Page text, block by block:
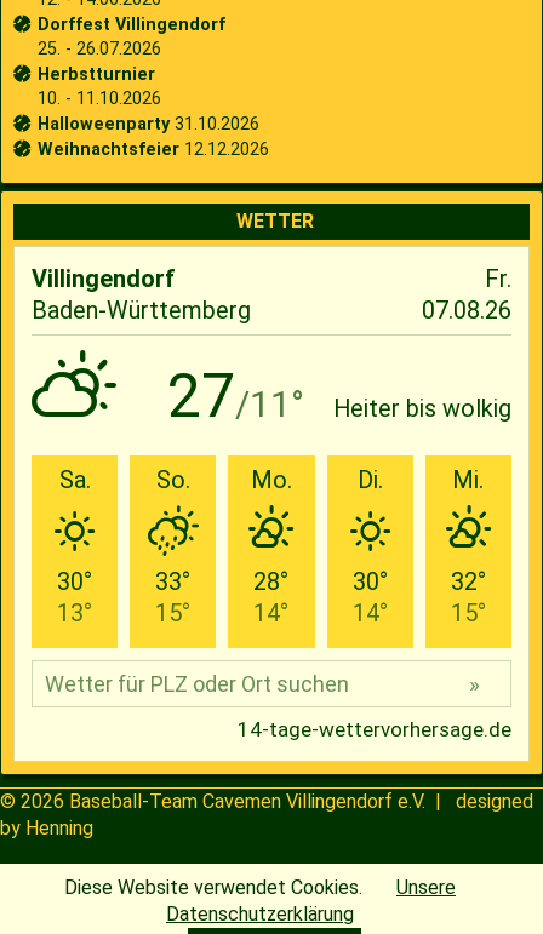
Dorffest Villingendorf
25. - 26.07.2026
Herbstturnier
10. - 11.10.2026
Halloweenparty31.10.2026
Weihnachtsfeier 12.12.2026
WETTER
© 2026 Baseball-Team Cavemen Villingendorf e.V. | designed
by Henning
Diese Website verwendet Cookies.
Unsere
Datenschutzerklärung